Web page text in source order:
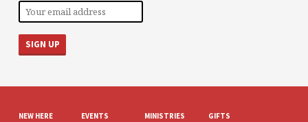
NEW HERE EVENTS MINISTRIES GIFTS